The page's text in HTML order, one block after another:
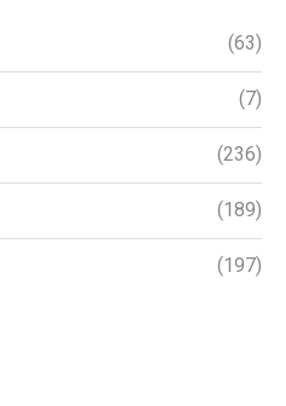
(63)
(7)
(236)
(189)
(197)